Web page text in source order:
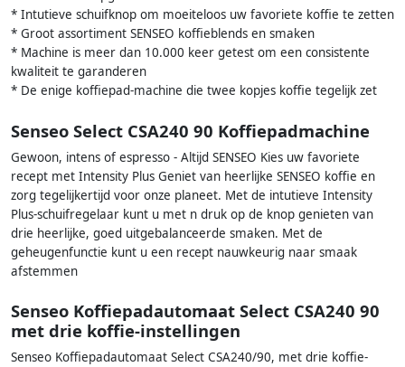
* Intutieve schuifknop om moeiteloos uw favoriete koffie te zetten
* Groot assortiment SENSEO koffieblends en smaken
* Machine is meer dan 10.000 keer getest om een consistente
kwaliteit te garanderen
* De enige koffiepad-machine die twee kopjes koffie tegelijk zet
Senseo Select CSA240 90 Koffiepadmachine
Gewoon, intens of espresso - Altijd SENSEO Kies uw favoriete
recept met Intensity Plus Geniet van heerlijke SENSEO koffie en
zorg tegelijkertijd voor onze planeet. Met de intutieve Intensity
Plus-schuifregelaar kunt u met n druk op de knop genieten van
drie heerlijke, goed uitgebalanceerde smaken. Met de
geheugenfunctie kunt u een recept nauwkeurig naar smaak
afstemmen
Senseo Koffiepadautomaat Select CSA240 90
met drie koffie-instellingen
Senseo Koffiepadautomaat Select CSA240/90, met drie koffie-